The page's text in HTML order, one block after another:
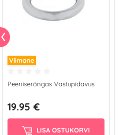
Viimane
Peeniserõngas Vastupidavus
19.95 €
LISA OSTUKORVI